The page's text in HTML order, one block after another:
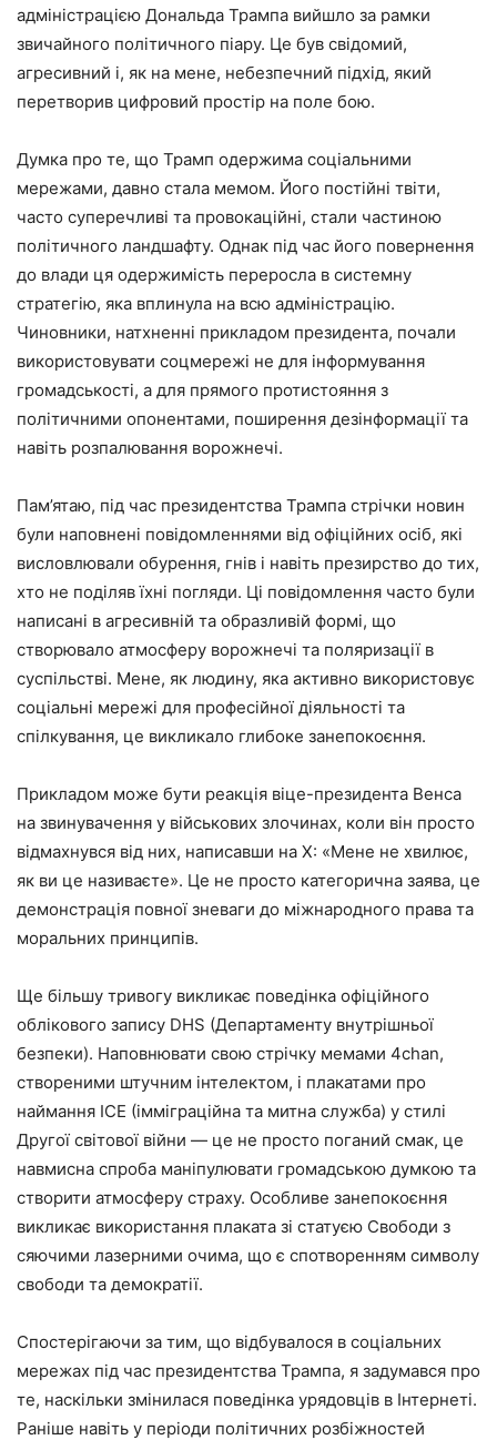
адміністрацією Дональда Трампа вийшло за рамки
звичайного політичного піару. Це був свідомий,
агресивний і, як на мене, небезпечний підхід, який
перетворив цифровий простір на поле бою.
Думка про те, що Трамп одержима соціальними
мережами, давно стала мемом. Його постійні твіти,
часто суперечливі та провокаційні, стали частиною
політичного ландшафту. Однак під час його повернення
до влади ця одержимість переросла в системну
стратегію, яка вплинула на всю адміністрацію.
Чиновники, натхненні прикладом президента, почали
використовувати соцмережі не для інформування
громадськості, а для прямого протистояння з
політичними опонентами, поширення дезінформації та
навіть розпалювання ворожнечі.
Пам’ятаю, під час президентства Трампа стрічки новин
були наповнені повідомленнями від офіційних осіб, які
висловлювали обурення, гнів і навіть презирство до тих,
хто не поділяв їхні погляди. Ці повідомлення часто були
написані в агресивній та образливій формі, що
створювало атмосферу ворожнечі та поляризації в
суспільстві. Мене, як людину, яка активно використовує
соціальні мережі для професійної діяльності та
спілкування, це викликало глибоке занепокоєння.
Прикладом може бути реакція віце-президента Венса
на звинувачення у військових злочинах, коли він просто
відмахнувся від них, написавши на X: «Мене не хвилює,
як ви це називаєте». Це не просто категорична заява, це
демонстрація повної зневаги до міжнародного права та
моральних принципів.
Ще більшу тривогу викликає поведінка офіційного
облікового запису DHS (Департаменту внутрішньої
безпеки). Наповнювати свою стрічку мемами 4chan,
створеними штучним інтелектом, і плакатами про
наймання ICE (імміграційна та митна служба) у стилі
Другої світової війни — це не просто поганий смак, це
навмисна спроба маніпулювати громадською думкою та
створити атмосферу страху. Особливе занепокоєння
викликає використання плаката зі статуєю Свободи з
сяючими лазерними очима, що є спотворенням символу
свободи та демократії.
Спостерігаючи за тим, що відбувалося в соціальних
мережах під час президентства Трампа, я задумався про
те, наскільки змінилася поведінка урядовців в Інтернеті.
Раніше навіть у періоди політичних розбіжностей